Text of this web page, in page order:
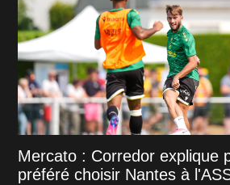
Mercato : Corredor explique
préféré choisir Nantes à